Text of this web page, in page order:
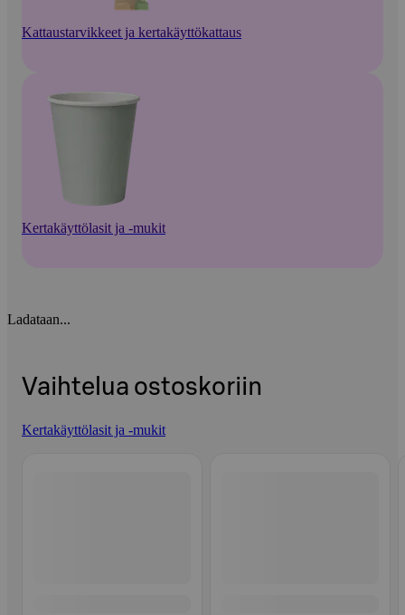
Kattaustarvikkeet ja kertakäyttökattaus
Kertakäyttölasit ja -mukit
Ladataan...
Vaihtelua ostoskoriin
Kertakäyttölasit ja -mukit